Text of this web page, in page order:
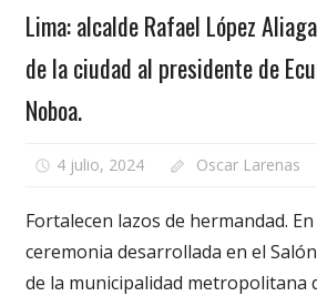
Lima: alcalde Rafael López
de la ciudad al presidente de
Noboa.
4 julio, 2024 Oscar Larenas
Fortalecen lazos de hermandad.
ceremonia desarrollada en el
de la municipalidad metropolitana